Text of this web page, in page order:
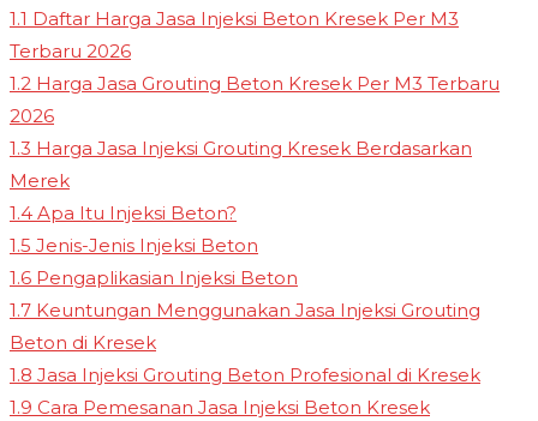
1.1 Daftar Harga Jasa Injeksi Beton Kresek Per M3
Terbaru 2026
1.2 Harga Jasa Grouting Beton Kresek Per M3 Terbaru
2026
1.3 Harga Jasa Injeksi Grouting Kresek Berdasarkan
Merek
1.4 Apa Itu Injeksi Beton?
1.5 Jenis-Jenis Injeksi Beton
1.6 Pengaplikasian Injeksi Beton
1.7 Keuntungan Menggunakan Jasa Injeksi Grouting
Beton di Kresek
1.8 Jasa Injeksi Grouting Beton Profesional di Kresek
1.9 Cara Pemesanan Jasa Injeksi Beton Kresek